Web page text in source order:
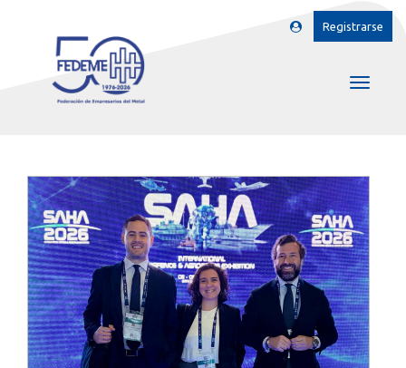
Registrarse